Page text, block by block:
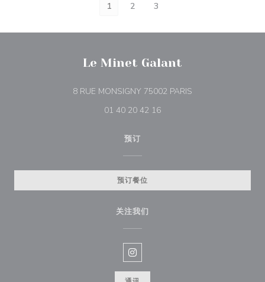
1 2 3
Le Minet Galant
8 RUE MONSIGNY 75002 PARIS
01 40 20 42 16
预订
预订餐位
关注我们
Instagram ((在新窗口中打开))